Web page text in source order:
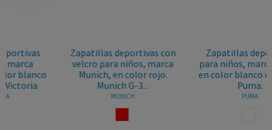
Zapatillas deportivas con
velcro para niños, marca
Munich, en color rojo.
Munich G-3...
Zapatillas deportivas
para niños, marca Puma,
en color blanco con azul.